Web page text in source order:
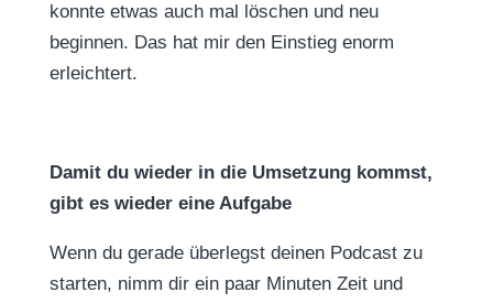
konnte etwas auch mal löschen und neu
beginnen. Das hat mir den Einstieg enorm
erleichtert.
Damit du wieder in die Umsetzung kommst,
gibt es wieder eine Aufgabe
Wenn du gerade überlegst deinen Podcast zu
starten, nimm dir ein paar Minuten Zeit und